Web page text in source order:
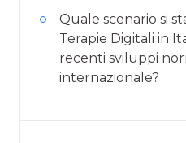
Quale scenario si
Terapie Digitali in
recenti sviluppi
internazionale?